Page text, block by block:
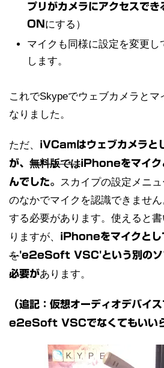
プリがカメラにアクセスでき
ON にする）
マイクも同様に設定を変更し
します。
これでSkypeでウェブカメラとマ
なりました。
ただ、
iVCamはウェブカメラと
が、 無料版ではiPhoneをマイク
んでした。 スカイプの設定メニュ
のなかでマイクを認識できませ
する必要があります。使えると
りますが、
iPhoneをマイクとし
を'e2eSoft VSC'という別のソ
必要があります。
（追記：仮想オーディオデバイ
e2eSoft VSCでなくてもいいら